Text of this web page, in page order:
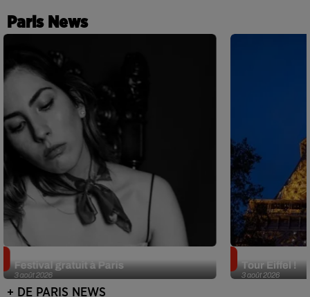
Paris News
3 août 2026
Festival gratuit à Paris
3 août 2026
Tour Eiffel !
+ DE PARIS NEWS